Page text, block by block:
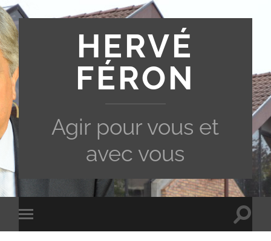
HERVÉ
FÉRON
Agir pour vous et
avec vous
Toggle
mobile
Toggle